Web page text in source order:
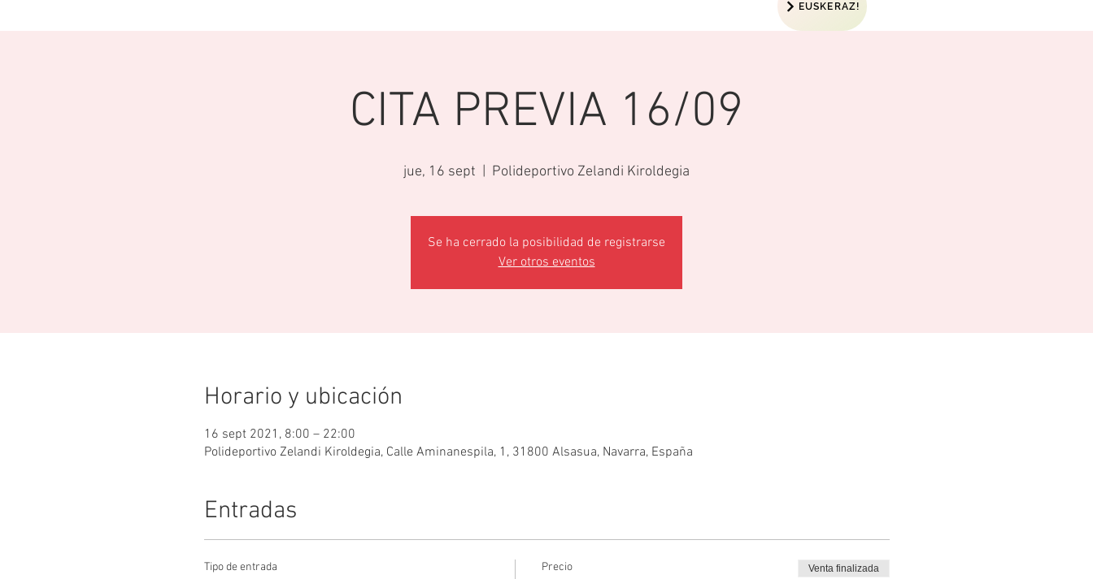
EUSKERAZ!
CITA PREVIA 16/09
jue, 16 sept Polideportivo Zelandi Kiroldegia
Se ha cerrado la posibilidad de registrarse
Ver otros eventos
Horario y ubicación
16 sept 2021, 8:00 – 22:00
Polideportivo Zelandi Kiroldegia, Calle Aminanespila, 1, 31800 Alsasua, Navarra, España
Entradas
Tipo de entrada Precio Venta finalizada